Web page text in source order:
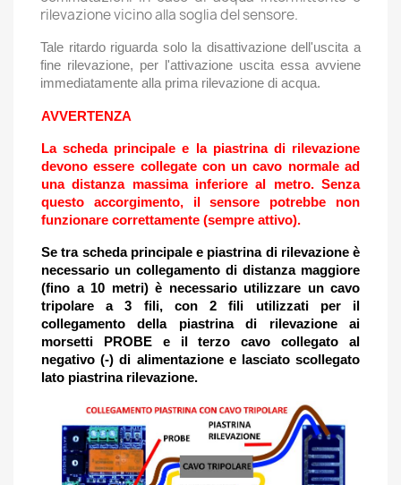
rilevazione vicino alla soglia del sensore.
Tale ritardo riguarda solo la disattivazione dell'uscita a
fine rilevazione, per l'attivazione uscita essa avviene
immediatamente alla prima rilevazione di acqua.
AVVERTENZA
La scheda principale e la piastrina di rilevazione
devono essere collegate con un cavo normale ad
una distanza massima inferiore al metro. Senza
questo accorgimento, il sensore potrebbe non
funzionare correttamente (sempre attivo).
Se tra scheda principale e piastrina di rilevazione è
necessario un collegamento di distanza maggiore
(fino a 10 metri) è necessario utilizzare un cavo
tripolare a 3 fili, con 2 fili utilizzati per il
collegamento della piastrina di rilevazione ai
morsetti PROBE e il terzo cavo collegato al
negativo (-) di alimentazione e lasciato scollegato
lato piastrina rilevazione.